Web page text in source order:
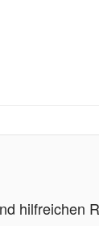
hilfreichen